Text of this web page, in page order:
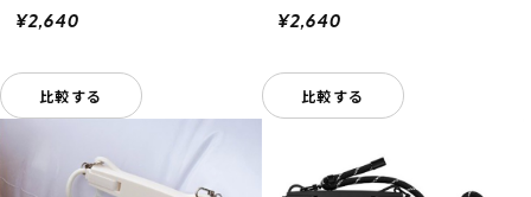
¥2,640
比較する
¥2,640
比較する